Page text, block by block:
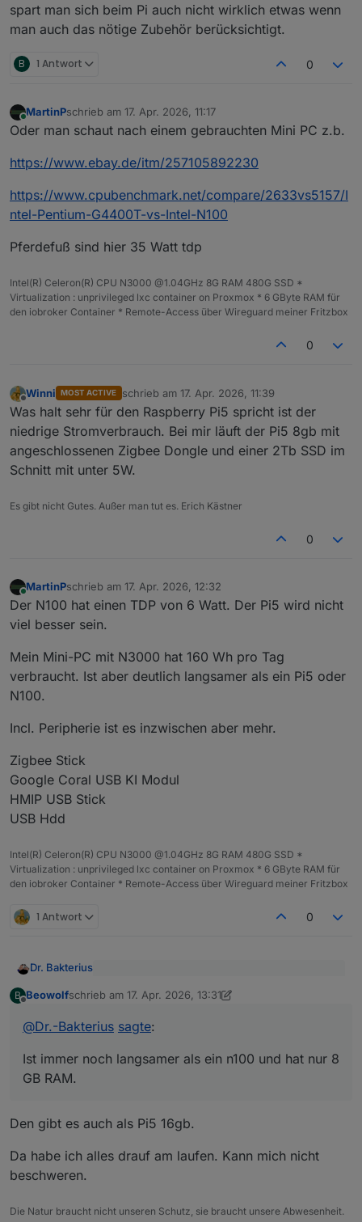
spart man sich beim Pi auch nicht wirklich etwas wenn
man auch das nötige Zubehör berücksichtigt.
B 1 Antwort 0
Online
MartinPschrieb am 17. Apr. 2026, 11:17
zuletzt editiert von
Oder man schaut nach einem gebrauchten Mini PC z.b.
https://www.ebay.de/itm/257105892230
https://www.cpubenchmark.net/compare/2633vs5157/I
ntel-Pentium-G4400T-vs-Intel-N100
Pferdefuß sind hier 35 Watt tdp
Intel(R) Celeron(R) CPU N3000 @1.04GHz 8G RAM 480G SSD *
Virtualization : unprivileged lxc container on Proxmox * 6 GByte RAM für
den iobroker Container * Remote-Access über Wireguard meiner Fritzbox
0
Offline
Winni MOST ACTIVE schrieb am 17. Apr. 2026, 11:39
zuletzt editiert von
Was halt sehr für den Raspberry Pi5 spricht ist der
niedrige Stromverbrauch. Bei mir läuft der Pi5 8gb mit
angeschlossenen Zigbee Dongle und einer 2Tb SSD im
Schnitt mit unter 5W.
Es gibt nicht Gutes. Außer man tut es. Erich Kästner
0
Online
MartinPschrieb am 17. Apr. 2026, 12:32
zuletzt editiert von
Der N100 hat einen TDP von 6 Watt. Der Pi5 wird nicht
viel besser sein.
Mein Mini-PC mit N3000 hat 160 Wh pro Tag
verbraucht. Ist aber deutlich langsamer als ein Pi5 oder
N100.
Incl. Peripherie ist es inzwischen aber mehr.
Zigbee Stick
Google Coral USB KI Modul
HMIP USB Stick
USB Hdd
Intel(R) Celeron(R) CPU N3000 @1.04GHz 8G RAM 480G SSD *
Virtualization : unprivileged lxc container on Proxmox * 6 GByte RAM für
den iobroker Container * Remote-Access über Wireguard meiner Fritzbox
1 Antwort 0
Dr. Bakterius
langsamer als ein n100 und hat nur 8 GB RAM.
Laufwerk und ein Gehäuse. Ein Mini-PC mit
einem n100 ist da flexibler, er läuft mit bis zu 32
man in der Regel nicht hört).
SSD-Wahnsinn schon deutlich höher als vor
einem Jahr. Aber ich finde, immer noch die
nötige Zubehör berücksichtigt.
B Beowolfschrieb am 17. Apr. 2026, 13:31
zuletzt editiert von Beowolf
@Dr.-Bakterius sagte:
Ist immer noch langsamer als ein n100 und hat nur 8
GB RAM.
Den gibt es auch als Pi5 16gb.
Da habe ich alles drauf am laufen. Kann mich nicht
beschweren.
Die Natur braucht nicht unseren Schutz, sie braucht unsere Abwesenheit.